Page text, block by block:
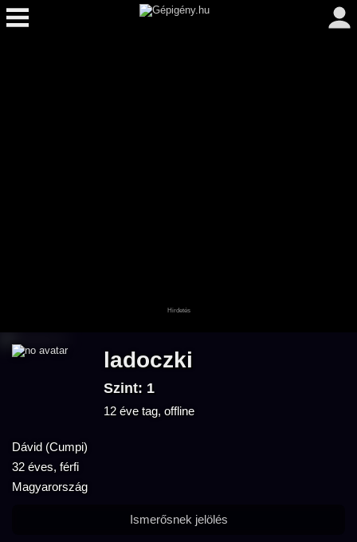
ladoczki
Szint: 1
12 éve tag, offline
Dávid (Cumpi)
32 éves, férfi
Magyarország
Ismerősnek jelölés